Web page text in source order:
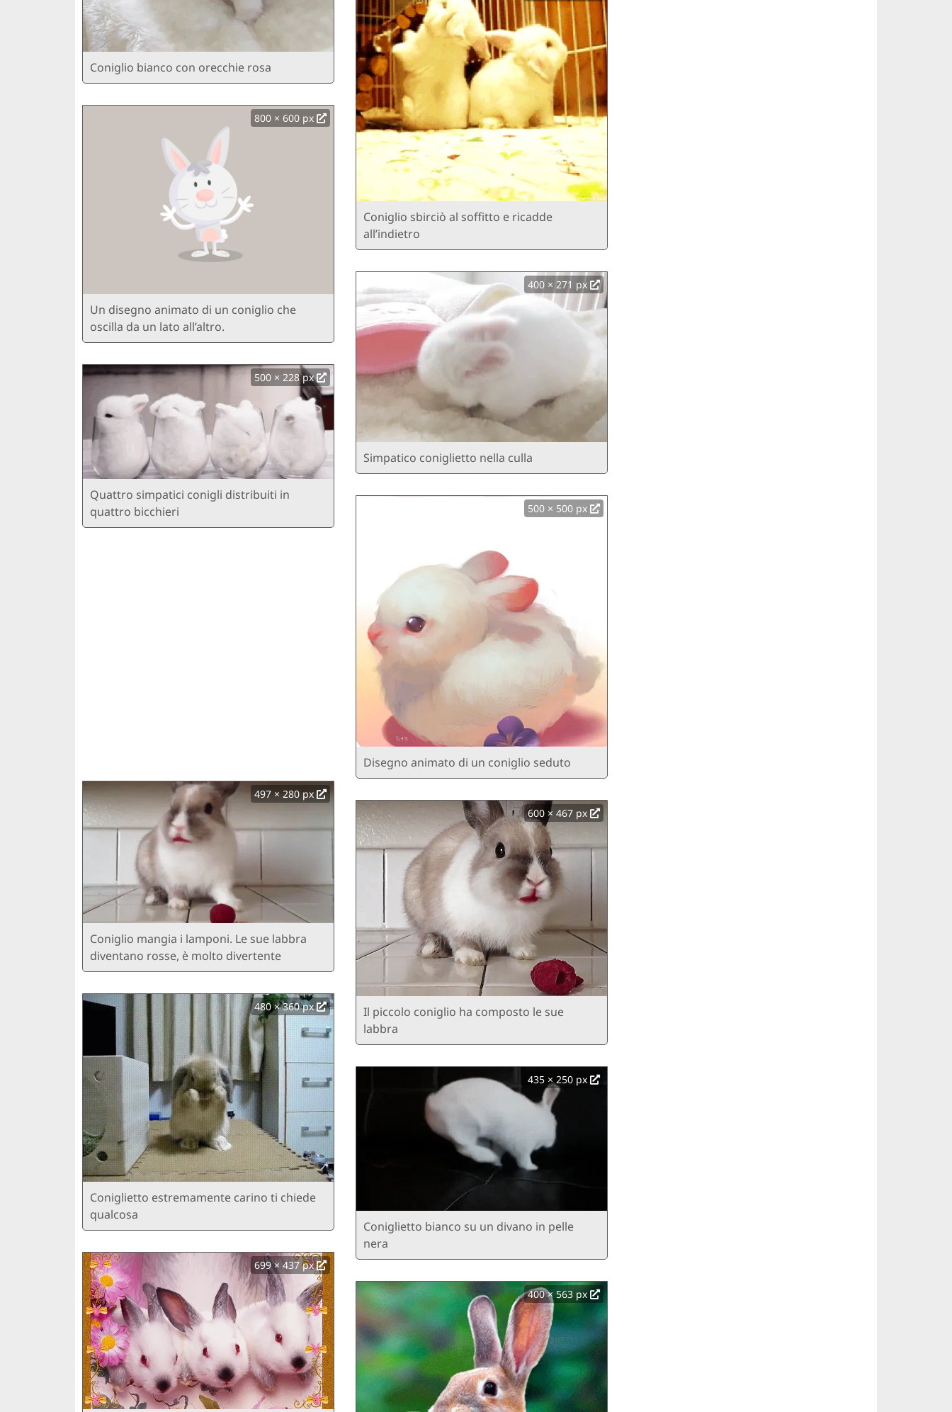
Coniglio bianco con orecchie rosa
800 × 600 px
Un disegno animato di un coniglio che
oscilla da un lato all’altro.
500 × 228 px
Quattro simpatici conigli distribuiti in
quattro bicchieri
497 × 280 px
Coniglio mangia i lamponi. Le sue labbra
diventano rosse, è molto divertente
480 × 360 px
Coniglietto estremamente carino ti chiede
qualcosa
699 × 437 px
Coniglio sbirciò al soffitto e ricadde
all’indietro
400 × 271 px
Simpatico coniglietto nella culla
500 × 500 px
Disegno animato di un coniglio seduto
600 × 467 px
Il piccolo coniglio ha composto le sue
labbra
435 × 250 px
Coniglietto bianco su un divano in pelle
nera
400 × 563 px